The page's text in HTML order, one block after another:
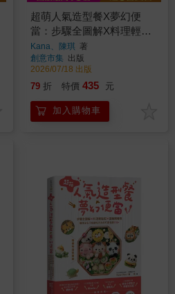
超萌人氣造型餐X夢幻便
當：步驟全圖解X料理輕鬆
配X圖稿照著做，讓孩子忍
不住就吃光光的可愛食譜
110+【隨書附造型圖稿】
Kana、陳琪 著
創意市集 出版
2026/07/18 出版
79 折 特價 435 元
加入購物車